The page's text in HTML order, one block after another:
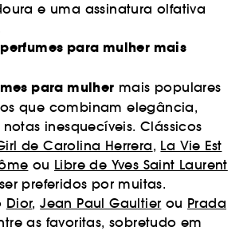
e uma assinatura olfativa
para mulher mais
para mulher mais populares
que combinam elegância,
inesquecíveis. Clássicos
de Carolina Herrera, La Vie Est
ou Libre de Yves Saint Laurent
preferidos por muitas.
Dior,Jean Paul Gaultier ou Prada
as favoritas, sobretudo em